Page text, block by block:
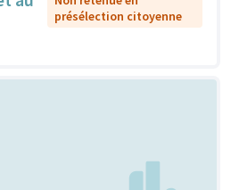
présélection citoyenne